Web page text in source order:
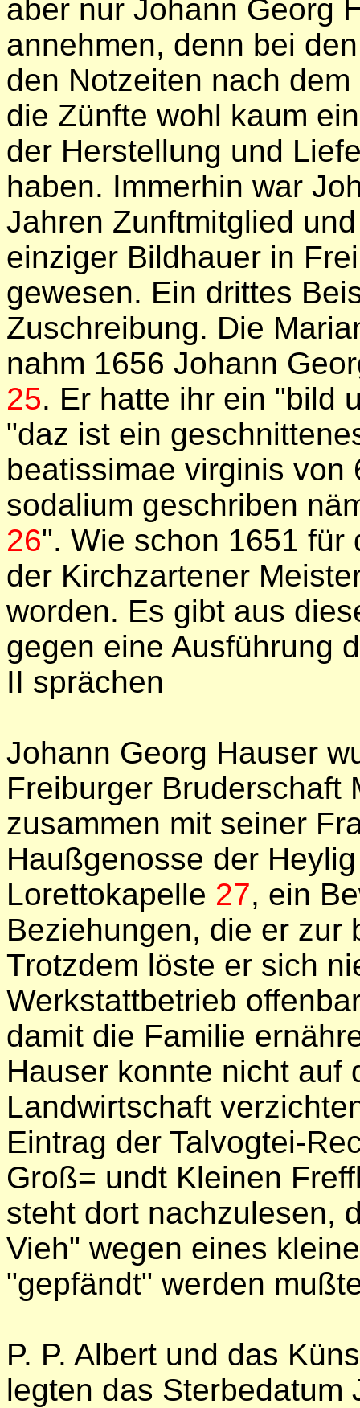
aber nur Johann Georg
annehmen, denn bei
den Notzeiten nach
die Zünfte wohl kaum
der Herstellung und
haben. Immerhin war
Jahren Zunftmitglied
einziger Bildhauer in
gewesen. Ein drittes
Zuschreibung. Die
nahm 1656 Johann
25. Er hatte ihr ein "bild
"daz ist ein
beatissimae virginis von
sodalium geschriben
26". Wie schon 1651 für
der Kirchzartener
worden. Es gibt aus
gegen eine Ausführung
II sprächen
Johann Georg Hauser
Freiburger Bruderschaft
zusammen mit seiner
Haußgenosse der
Lorettokapelle 27, ein
Beziehungen, die er zur
Trotzdem löste er sich
Werkstattbetrieb
damit die Familie
Hauser konnte nicht auf
Landwirtschaft
Eintrag der Talvogtei-
Groß= undt Kleinen
steht dort nachzulesen,
Vieh" wegen eines
"gepfändt" werden
P. P. Albert und das
legten das Sterbedatum